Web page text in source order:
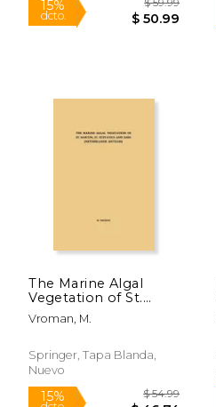
The Marine Algal
Vegetation of St.
Martin, St. Eustatius
and Saba
(en Inglés)
Vroman, M.
Springer, Tapa Blanda,
Nuevo